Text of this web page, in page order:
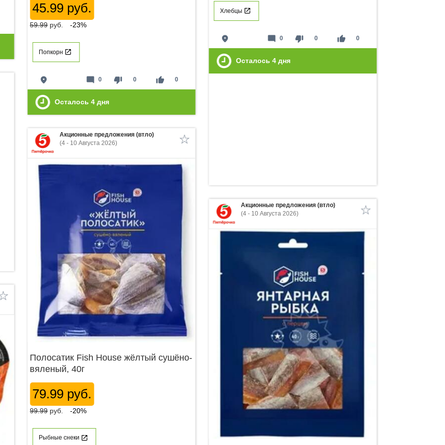
45.99 руб.
59.99 руб. -23%
Попкорн
place thumb_down 0 thumb_up 0
mode_comment 0
Осталось 4 дня
Хлебцы
place thumb_down 0 thumb_up 0
mode_comment 0
Осталось 4 дня
Акционные предложения (втло)
(4 - 10 Августа 2026)
Полосатик Fish House жёлтый сушёно-
вяленый, 40г
79.99 руб.
99.99 руб. -20%
Рыбные снеки
Акционные предложения (втло)
(4 - 10 Августа 2026)